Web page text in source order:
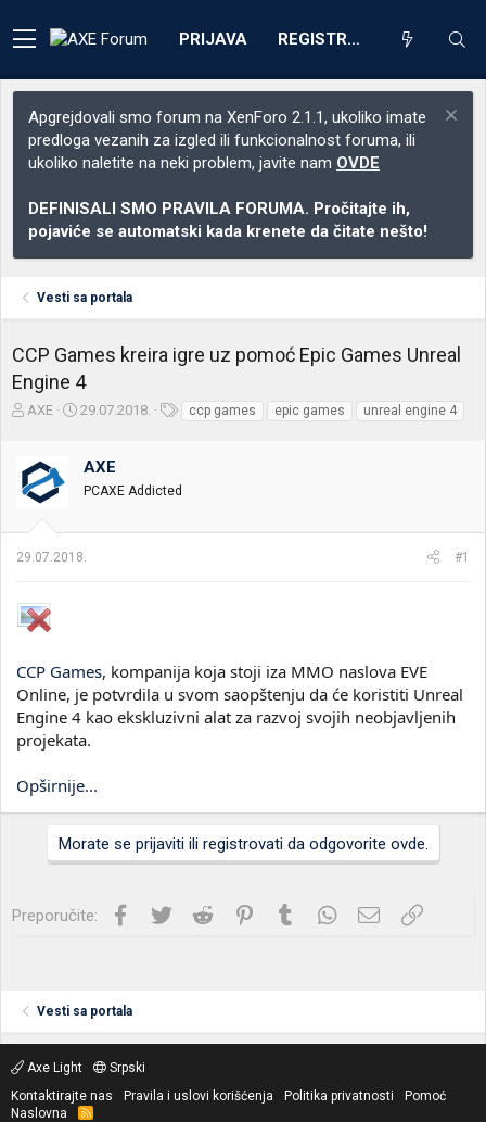
PRIJAVA REGISTRACIJA
Apgrejdovali smo forum na XenForo 2.1.1, ukoliko imate
predloga vezanih za izgled ili funkcionalnost foruma, ili
ukoliko naletite na neki problem, javite nam OVDE
DEFINISALI SMO PRAVILA FORUMA. Pročitajte ih,
pojaviće se automatski kada krenete da čitate nešto!
Vesti sa portala
CCP Games kreira igre uz pomoć Epic Games Unreal
Engine 4
Z
e
t
t
m
e
AXE
D
u
m
r
a
29.07.2018.
k
ccp games epic games unreal engine 4
AXE
PCAXE Addicted
29.07.2018. #1
CCP Games, kompanija koja stoji iza MMO naslova EVE
Online, je potvrdila u svom saopštenju da će koristiti Unreal
Engine 4 kao ekskluzivni alat za razvoj svojih neobjavljenih
projekata.
Opširnije...
Morate se prijaviti ili registrovati da odgovorite ovde.
Preporučite: Facebook
Twitter Reddit PinterestTumblrWhatsApp
Imejl Link
Vesti sa portala
Axe Light
Srpski
Kontaktirajte nas
Pravila i uslovi korišćenja Politika privatnosti
Pomoć
Naslovna
R